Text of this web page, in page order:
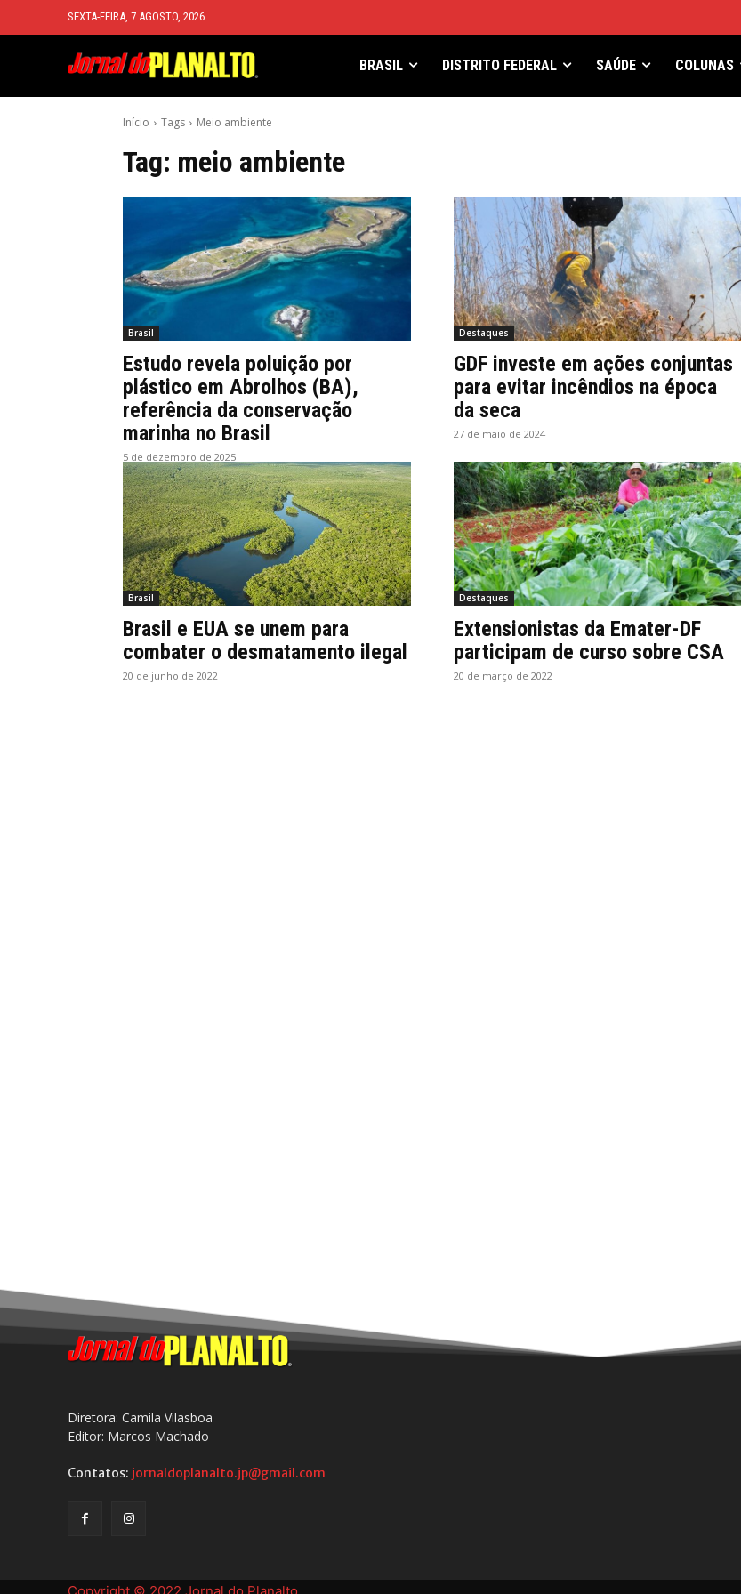
SEXTA-FEIRA, 7 AGOSTO, 2026
BRASIL DISTRITO FEDERAL SAÚDE COLUNAS
Início Tags Meio ambiente
Tag: meio ambiente
Brasil
Estudo revela poluição por
plástico em Abrolhos (BA),
referência da conservação
marinha no Brasil
5 de dezembro de 2025
Destaques
GDF investe em ações conjuntas
para evitar incêndios na época
da seca
27 de maio de 2024
Brasil
Brasil e EUA se unem para
combater o desmatamento ilegal
20 de junho de 2022
Destaques
Extensionistas da Emater-DF
participam de curso sobre CSA
20 de março de 2022
Diretora: Camila Vilasboa
Editor: Marcos Machado
Contatos: jornaldoplanalto.jp@gmail.com